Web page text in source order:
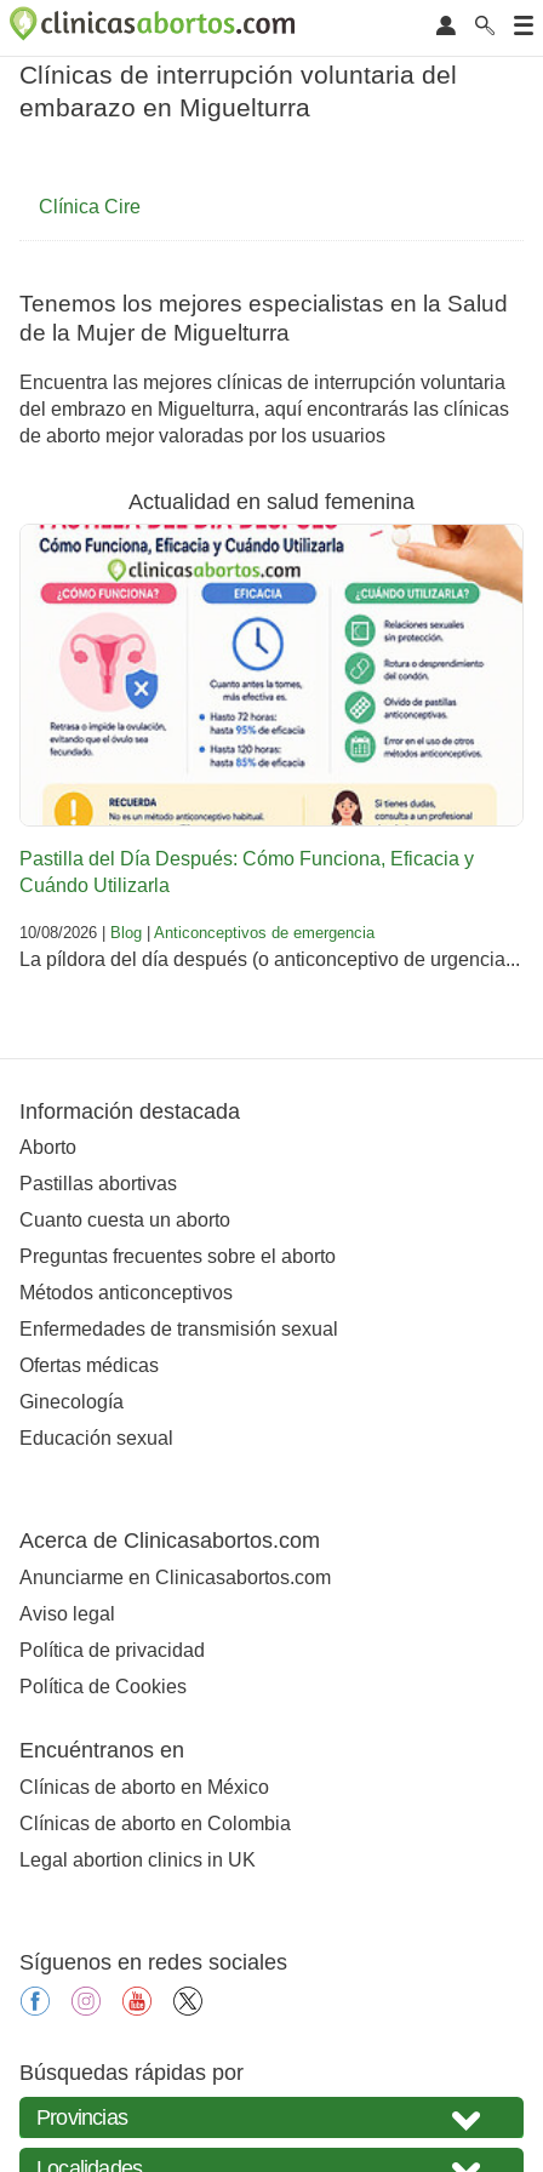
Clínicas de interrupción voluntaria del
embarazo en Miguelturra
Clínica Cire
Tenemos los mejores especialistas en la Salud
de la Mujer de Miguelturra
Encuentra las mejores clínicas de interrupción voluntaria
del embrazo en Miguelturra, aquí encontrarás las clínicas
de aborto mejor valoradas por los usuarios
Actualidad en salud femenina
Pastilla del Día Después: Cómo Funciona, Eficacia y
Cuándo Utilizarla
10/08/2026 | Blog | Anticonceptivos de emergencia
La píldora del día después (o anticonceptivo de urgencia...
Información destacada
Aborto
Pastillas abortivas
Cuanto cuesta un aborto
Preguntas frecuentes sobre el aborto
Métodos anticonceptivos
Enfermedades de transmisión sexual
Ofertas médicas
Ginecología
Educación sexual
Acerca de Clinicasabortos.com
Anunciarme en Clinicasabortos.com
Aviso legal
Política de privacidad
Política de Cookies
Encuéntranos en
Clínicas de aborto en México
Clínicas de aborto en Colombia
Legal abortion clinics in UK
Síguenos en redes sociales
facebookinstagramyoutube
Búsquedas rápidas por